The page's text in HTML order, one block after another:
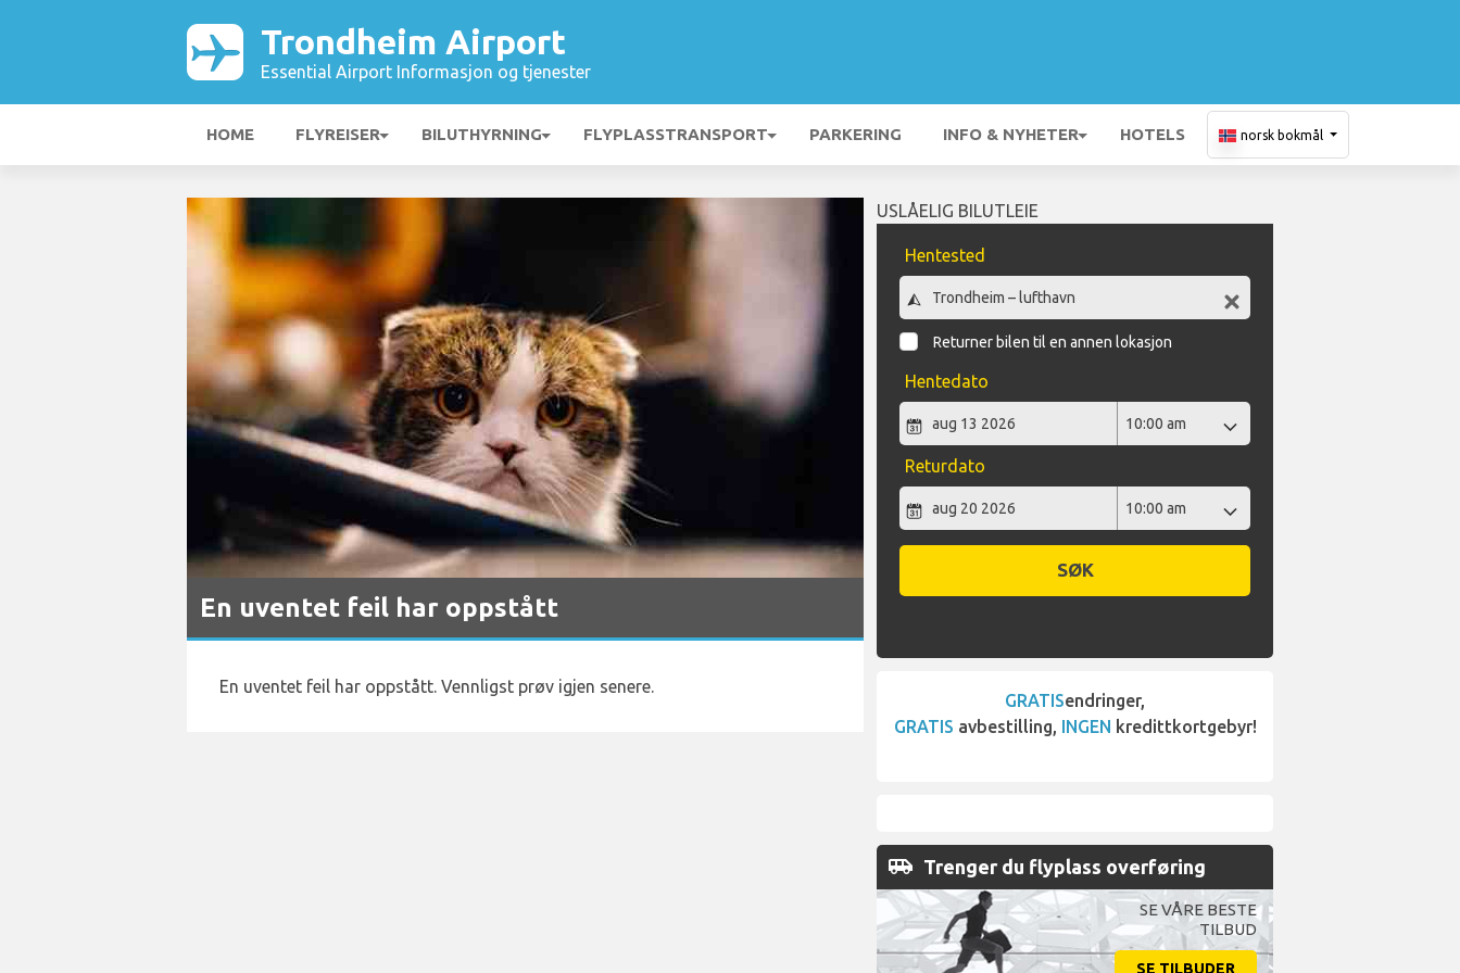
Trondheim Airport
Essential Airport Informasjon og tjenester
HOME FLYREISER BILUTHYRNING FLYPLASSTRANSPORT PARKERING INFO & NYHETER HOTELS norsk bokmål
En uventet feil har oppstått
En uventet feil har oppstått. Vennligst prøv igjen senere.
USLÅELIG BILUTLEIE
Hentested
Returner bilen til en annen lokasjon
Hentedato
Returdato
SØK
GRATISendringer,
GRATIS avbestilling, INGEN kredittkortgebyr!
airport_shuttle Trenger du flyplass overføring
SE VÅRE BESTE
TILBUD
SE TILBUDER